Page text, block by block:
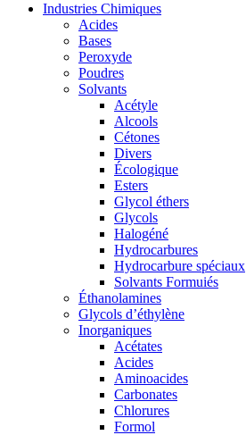
Industries Chimiques
Acides
Bases
Peroxyde
Poudres
Solvants
Acétyle
Alcools
Cétones
Divers
Écologique
Esters
Glycol éthers
Glycols
Halogéné
Hydrocarbures
Hydrocarbure spéciaux
Solvants Formuiés
Éthanolamines
Glycols d’éthylène
Inorganiques
Acétates
Acides
Aminoacides
Carbonates
Chlorures
Formol